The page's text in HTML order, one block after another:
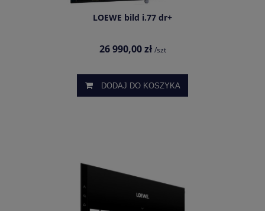
LOEWE bild i.77 dr+
26 990,00 zł /szt
DODAJ DO KOSZYKA